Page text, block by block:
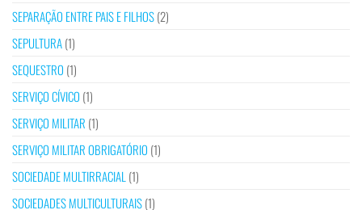
SEPARAÇÃO ENTRE PAIS E FILHOS(2)
SEPULTURA(1)
SEQUESTRO (1)
SERVIÇO CÍVICO (1)
SERVIÇO MILITAR (1)
SERVIÇO MILITAR OBRIGATÓRIO (1)
SOCIEDADE MULTIRRACIAL (1)
SOCIEDADES MULTICULTURAIS(1)